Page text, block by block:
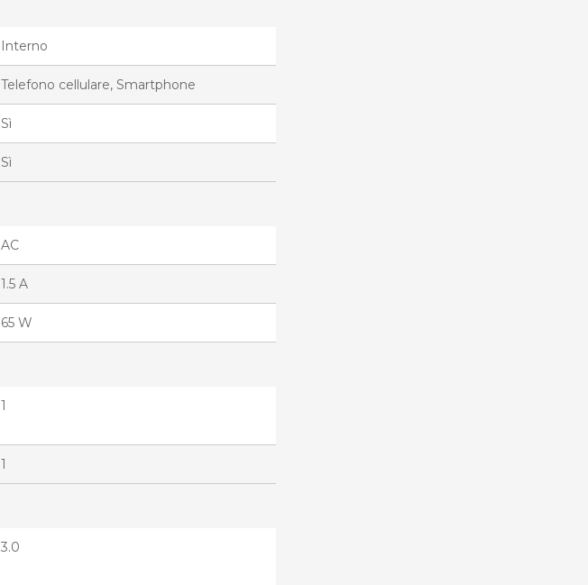
Interno
Telefono cellulare, Smartphone
Sì
Sì
AC
1.5 A
65 W
1
1
3.0